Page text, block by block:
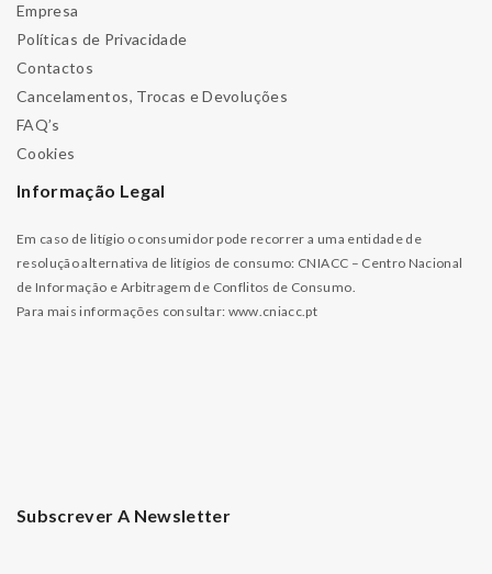
Empresa
Políticas de Privacidade
Contactos
Cancelamentos, Trocas e Devoluções
FAQ’s
Cookies
Informação Legal
Em caso de litígio o consumidor pode recorrer a uma entidade de
resolução alternativa de litígios de consumo: CNIACC – Centro Nacional
de Informação e Arbitragem de Conflitos de Consumo.
Para mais informações consultar: www.cniacc.pt
Subscrever A Newsletter